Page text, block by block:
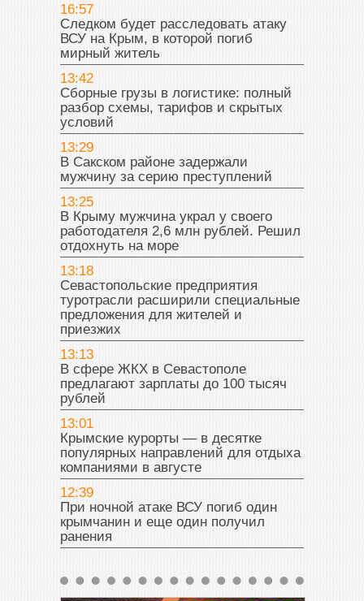
16:57
Следком будет расследовать атаку
ВСУ на Крым, в которой погиб
мирный житель
13:42
Сборные грузы в логистике: полный
разбор схемы, тарифов и скрытых
условий
13:29
В Сакском районе задержали
мужчину за серию преступлений
13:25
В Крыму мужчина украл у своего
работодателя 2,6 млн рублей. Решил
отдохнуть на море
13:18
Севастопольские предприятия
туротрасли расширили специальные
предложения для жителей и
приезжих
13:13
В сфере ЖКХ в Севастополе
предлагают зарплаты до 100 тысяч
рублей
13:01
Крымские курорты — в десятке
популярных направлений для отдыха
компаниями в августе
12:39
При ночной атаке ВСУ погиб один
крымчанин и еще один получил
ранения